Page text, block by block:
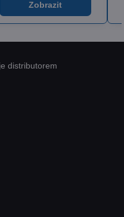
Zobrazit
distributorem